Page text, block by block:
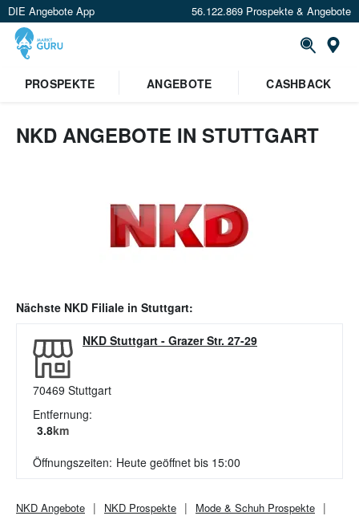
DIE Angebote App 56.122.869 Prospekte & Angebote
PROSPEKTE
ANGEBOTE CASHBACK
NKD ANGEBOTE IN STUTTGART
Nächste NKD Filiale in Stuttgart:
NKD Stuttgart - Grazer Str. 27-29
70469 Stuttgart
Entfernung:
3.8km
Öffnungszeiten: Heute geöffnet bis 15:00
NKD Angebote NKD Prospekte Mode & Schuh Prospekte